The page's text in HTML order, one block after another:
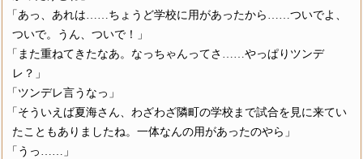
「あっ、あれは……ちょうど学校に用があったから……ついでよ、
ついで。うん、ついで！」
「また重ねてきたなあ。なっちゃんってさ……やっぱりツンデ
レ？」
「ツンデレ言うなっ」
「そういえば夏海さん、わざわざ隣町の学校まで試合を見に来てい
たこともありましたね。一体なんの用があったのやら」
「うっ……」